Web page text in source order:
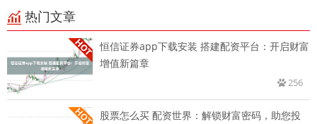
热门文章
恒信证券app下载安装 搭建配资平台：开启财富
增值新篇章
256
股票怎么买 配资世界：解锁财富密码，助您投